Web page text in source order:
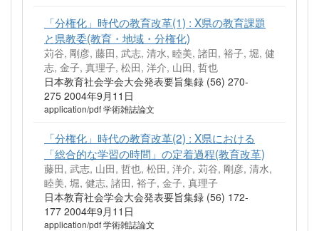
「分権化」時代の教育改革(1) : X県の教育課題
と県教委(教育・地域・分権化)
苅谷, 剛彦, 藤田, 武志, 清水, 睦美, 諸田, 裕子, 堀, 健
志, 金子, 真理子, 松田, 洋介, 山田, 哲也
日本教育社会学会大会発表要旨集録 (56) 270-
275 2004年9月11日
application/pdf 学術雑誌論文
「分権化」時代の教育改革(2) : X県における
「総合的な学習の時間」の定着過程(教育改革)
藤田, 武志, 山田, 哲也, 松田, 洋介, 苅谷, 剛彦, 清水,
睦美, 堀, 健志, 諸田, 裕子, 金子, 真理子
日本教育社会学会大会発表要旨集録 (56) 172-
177 2004年9月11日
application/pdf 学術雑誌論文